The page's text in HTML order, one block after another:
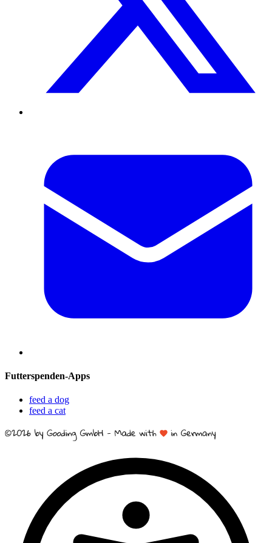
Futterspenden-Apps
feed a dog
feed a cat